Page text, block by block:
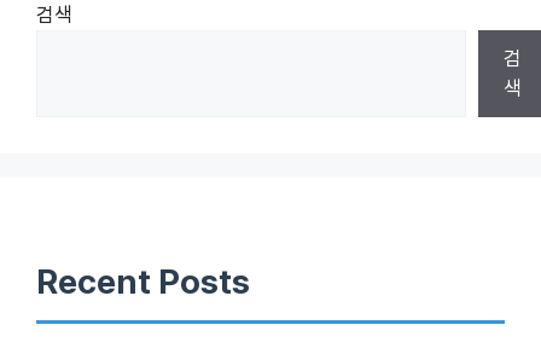
검색
검
색
Recent Posts